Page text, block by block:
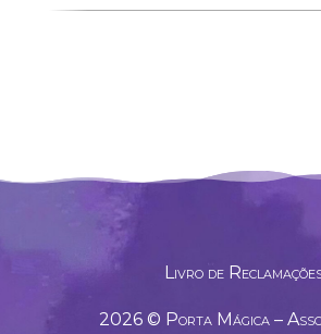
Livro de
2026 © Porta Mágica –